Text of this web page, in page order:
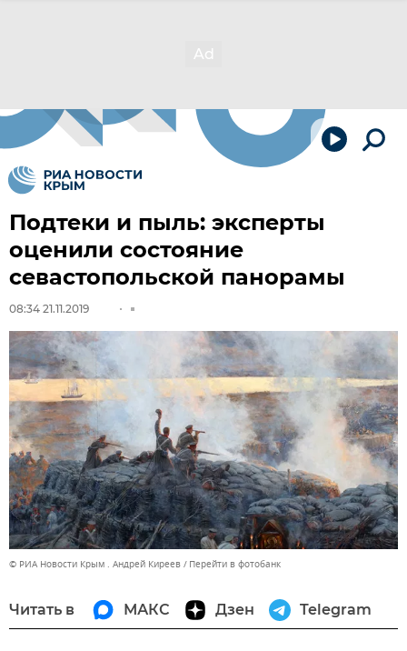
Подтеки и пыль: эксперты
оценили состояние
севастопольской панорамы
08:34 21.11.2019
© РИА Новости Крым . Андрей Киреев Перейти в фотобанк
Читать в МАКС Дзен Telegram